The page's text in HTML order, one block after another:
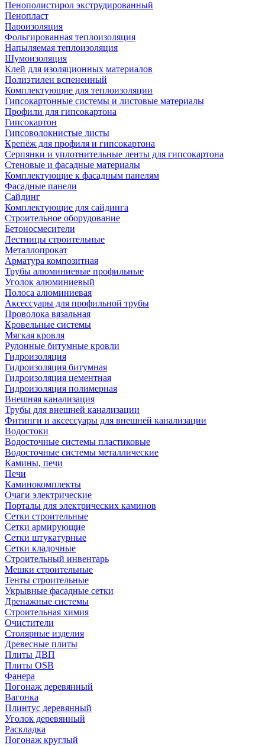
Пенополистирол экструдированный
Пенопласт
Пароизоляция
Фольгированная теплоизоляция
Напыляемая теплоизоляция
Шумоизоляция
Клей для изоляционных материалов
Полиэтилен вспененный
Комплектующие для теплоизоляции
Гипсокартонные системы и листовые материалы
Профили для гипсокартона
Гипсокартон
Гипсоволокнистые листы
Крепёж для профиля и гипсокартона
Серпянки и уплотнительные ленты для гипсокартона
Стеновые и фасадные материалы
Комплектующие к фасадным панелям
Фасадные панели
Сайдинг
Комплектующие для сайдинга
Строительное оборудование
Бетоносмесители
Лестницы строительные
Металлопрокат
Арматура композитная
Трубы алюминиевые профильные
Уголок алюминиевый
Полоса алюминиевая
Аксессуары для профильной трубы
Проволока вязальная
Кровельные системы
Мягкая кровля
Рулонные битумные кровли
Гидроизоляция
Гидроизоляция битумная
Гидроизоляция цементная
Гидроизоляция полимерная
Внешняя канализация
Трубы для внешней канализации
Фитинги и аксессуары для внешней канализации
Водостоки
Водосточные системы пластиковые
Водосточные системы металлические
Камины, печи
Печи
Каминокомплекты
Очаги электрические
Порталы для электрических каминов
Сетки строительные
Сетки армирующие
Сетки штукатурные
Сетки кладочные
Строительный инвентарь
Мешки строительные
Тенты строительные
Укрывные фасадные сетки
Дренажные системы
Строительная химия
Очистители
Столярные изделия
Древесные плиты
Плиты ДВП
Плиты OSB
Фанера
Погонаж деревянный
Вагонка
Плинтус деревянный
Уголок деревянный
Раскладка
Погонаж круглый